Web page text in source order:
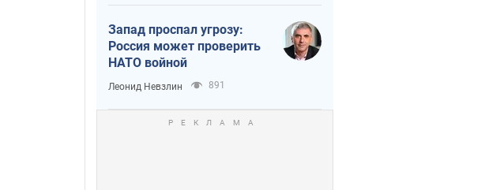
Запад проспал угрозу:
Россия может проверить
НАТО войной
Леонид Невзлин 891